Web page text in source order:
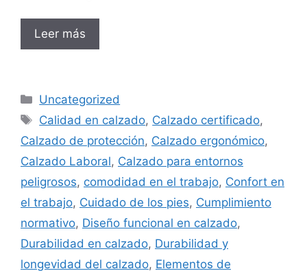
Leer más
Categorías
Uncategorized
Etiquetas
Calidad en calzado, Calzado certificado,
Calzado de protección, Calzado ergonómico,
Calzado Laboral, Calzado para entornos
peligrosos, comodidad en el trabajo, Confort en
el trabajo, Cuidado de los pies, Cumplimiento
normativo, Diseño funcional en calzado,
Durabilidad en calzado, Durabilidad y
longevidad del calzado, Elementos de